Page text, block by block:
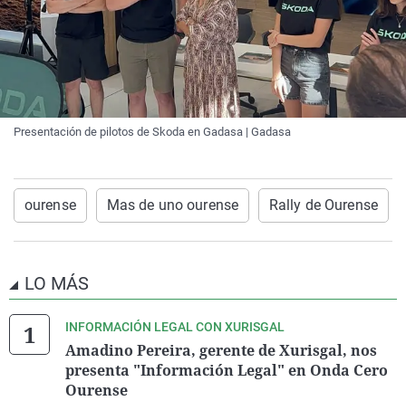
Presentación de pilotos de Skoda en Gadasa | Gadasa
ourense Mas de uno ourense Rally de Ourense
LO MÁS
INFORMACIÓN LEGAL CON XURISGAL
Amadino Pereira, gerente de Xurisgal, nos
presenta "Información Legal" en Onda Cero
Ourense